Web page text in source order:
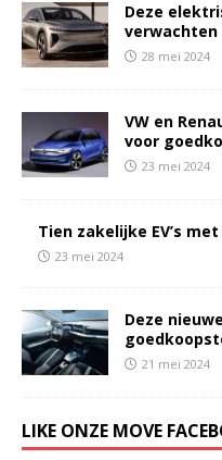
Deze
verwachten
28 mei 2024
VW en
voor
23 mei 2024
Tien zakelijke EV’s
23 mei 2024
Deze
21 mei 2024
LIKE ONZE MOVE